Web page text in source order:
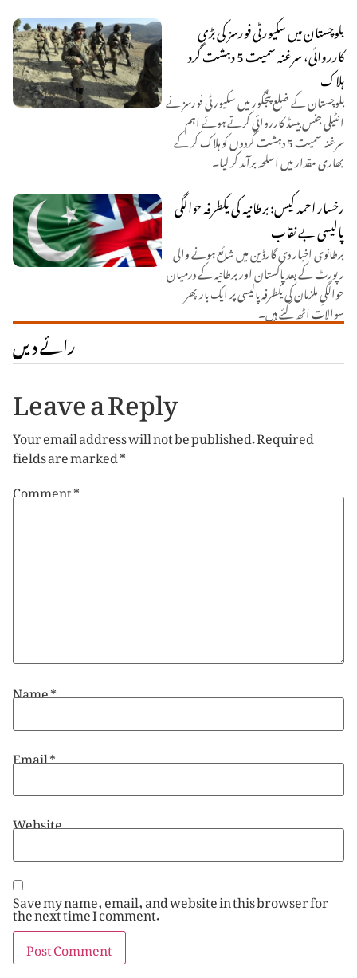
بلوچستان میں سکیورٹی فورسز کی بڑی
کارروائی، سرغنہ سمیت 5 دہشت گرد
ہلاک
بلوچستان کے ضلع پنجگور میں سکیورٹی فورسز نے
انٹیلی جنس بیسڈ کارروائی کرتے ہوئے اہم
سرغنہ سمیت 5 دہشت گردوں کو ہلاک کر کے
بھاری مقدار میں اسلحہ برآمد کر لیا۔
رخسار احمد کیس: برطانیہ کی یکطرفہ حوالگی
پالیسی بے نقاب
برطانوی اخبار دی گارڈین میں شائع ہونے والی
رپورٹ کے بعد پاکستان اور برطانیہ کے درمیان
حوالگیِ ملزمان کی یکطرفہ پالیسی پر ایک بار پھر
سوالات اٹھ گئے ہیں۔
رائے دیں
Leave a Reply
Your email address will not be published.Required
fields are marked*
Comment*
Name*
Email*
Website
Save my name, email, and website in this browser for
the next time I comment.